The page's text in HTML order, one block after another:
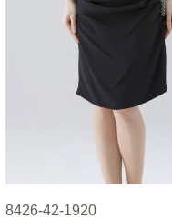
8426-42-1920